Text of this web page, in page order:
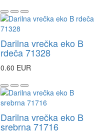
Darilna vrečka eko B
rdeča 71328
0.60 EUR
Darilna vrečka eko B
srebrna 71716